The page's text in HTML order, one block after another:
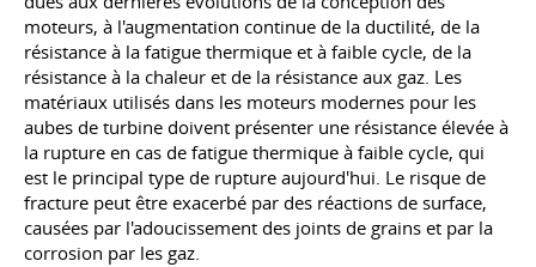
moteurs, à l'augmentation continue de la ductilité, de la
résistance à la fatigue thermique et à faible cycle, de la
résistance à la chaleur et de la résistance aux gaz. Les
matériaux utilisés dans les moteurs modernes pour les
aubes de turbine doivent présenter une résistance élevée à
la rupture en cas de fatigue thermique à faible cycle, qui
est le principal type de rupture aujourd'hui. Le risque de
fracture peut être exacerbé par des réactions de surface,
causées par l'adoucissement des joints de grains et par la
corrosion par les gaz.